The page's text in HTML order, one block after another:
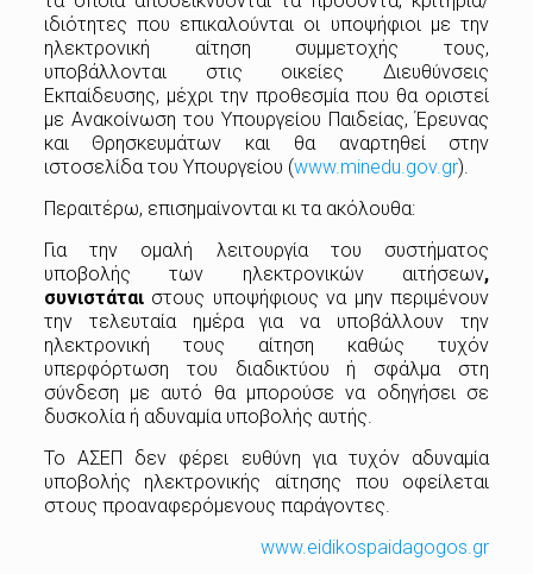
ιδιότητες που επικαλούνται οι υποψήφιοι με την
ηλεκτρονική αίτηση συμμετοχής τους,
υποβάλλονται στις οικείες Διευθύνσεις
Εκπαίδευσης, μέχρι την προθεσμία που θα οριστεί
με Ανακοίνωση του Υπουργείου Παιδείας, Έρευνας
και Θρησκευμάτων και θα αναρτηθεί στην
ιστοσελίδα του Υπουργείου (www.minedu.gov.gr).
Περαιτέρω, επισημαίνονται κι τα ακόλουθα:
Για την ομαλή λειτουργία του συστήματος
υποβολής των ηλεκτρονικών αιτήσεων,
συνιστάταιστους υποψήφιους να μην περιμένουν
την τελευταία ημέρα για να υποβάλλουν την
ηλεκτρονική τους αίτηση καθώς τυχόν
υπερφόρτωση του διαδικτύου ή σφάλμα στη
σύνδεση με αυτό θα μπορούσε να οδηγήσει σε
δυσκολία ή αδυναμία υποβολής αυτής.
Το ΑΣΕΠ δεν φέρει ευθύνη για τυχόν αδυναμία
υποβολής ηλεκτρονικής αίτησης που οφείλεται
στους προαναφερόμενους παράγοντες.
www.eidikospaidagogos.gr